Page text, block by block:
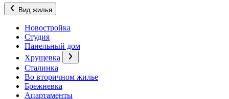
Вид жилья
Новостройка
Студия
Панельный дом
Хрущевка
Сталинка
Во вторичном жилье
Брежневка
Апартаменты